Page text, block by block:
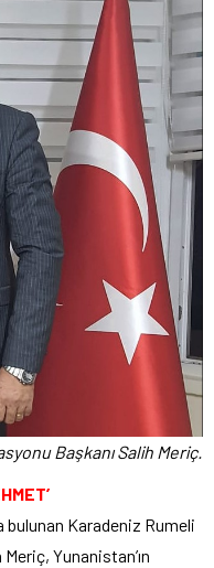
Başkanı Salih Meriç.
bulunan Karadeniz Rumeli
Yunanistan’ın